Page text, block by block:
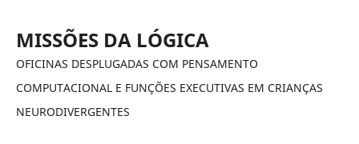
MISSÕES DA LÓGICA
OFICINAS DESPLUGADAS COM PENSAMENTO
COMPUTACIONAL E FUNÇÕES EXECUTIVAS EM CRIANÇAS
NEURODIVERGENTES